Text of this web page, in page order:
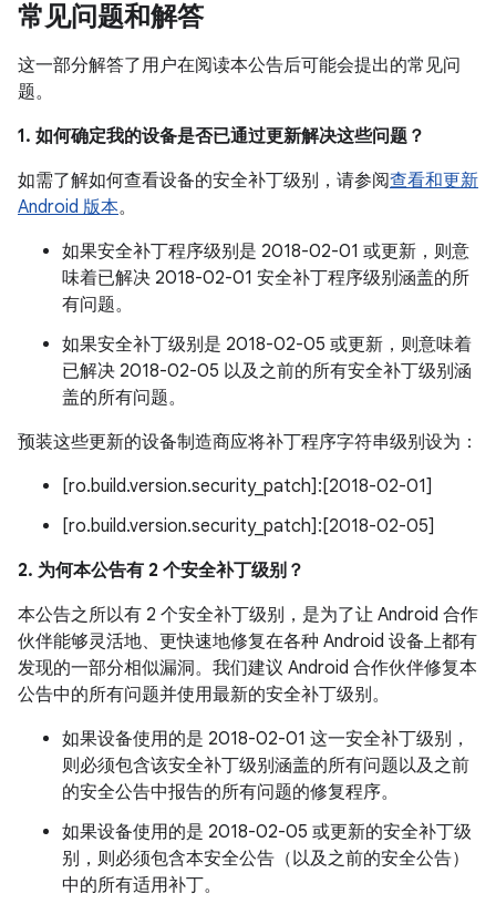
常见问题和解答
这一部分解答了用户在阅读本公告后可能会提出的常见问
题。
1. 如何确定我的设备是否已通过更新解决这些问题？
如需了解如何查看设备的安全补丁级别，请参阅查看和更新
Android 版本。
如果安全补丁程序级别是 2018-02-01 或更新，则意
味着已解决 2018-02-01 安全补丁程序级别涵盖的所
有问题。
如果安全补丁级别是 2018-02-05 或更新，则意味着
已解决 2018-02-05 以及之前的所有安全补丁级别涵
盖的所有问题。
预装这些更新的设备制造商应将补丁程序字符串级别设为：
[ro.build.version.security_patch]:[2018-02-01]
[ro.build.version.security_patch]:[2018-02-05]
2. 为何本公告有 2 个安全补丁级别？
本公告之所以有 2 个安全补丁级别，是为了让 Android 合作
伙伴能够灵活地、更快速地修复在各种 Android 设备上都有
发现的一部分相似漏洞。我们建议 Android 合作伙伴修复本
公告中的所有问题并使用最新的安全补丁级别。
如果设备使用的是 2018-02-01 这一安全补丁级别，
则必须包含该安全补丁级别涵盖的所有问题以及之前
的安全公告中报告的所有问题的修复程序。
如果设备使用的是 2018-02-05 或更新的安全补丁级
别，则必须包含本安全公告（以及之前的安全公告）
中的所有适用补丁。